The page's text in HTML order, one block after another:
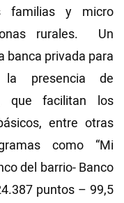
familias y micro
rurales. Un
banca privada para
presencia de
que facilitan los
entre otras
como “Mi
del barrio- Banco
puntos – 99,5